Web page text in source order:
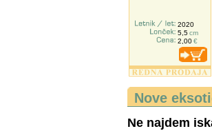
2020
5,5cm
2,00€
Nove
Ne najdem